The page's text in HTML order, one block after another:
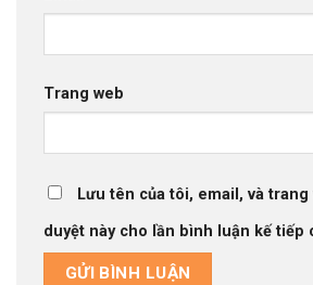
Trang web
Lưu tên của tôi, email, và
duyệt này cho lần bình luận kế tiếp